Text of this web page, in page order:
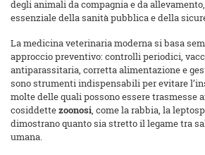
degli animali da compagnia e da
essenziale della sanità pubblica e della
La medicina veterinaria moderna si basa
approccio preventivo: controlli periodici,
antiparassitaria, corretta alimentazione e
sono strumenti indispensabili per evitare
molte delle quali possono essere trasmesse
cosiddettezoonosi, come la rabbia, la
dimostrano quanto sia stretto il legame tra
umana.